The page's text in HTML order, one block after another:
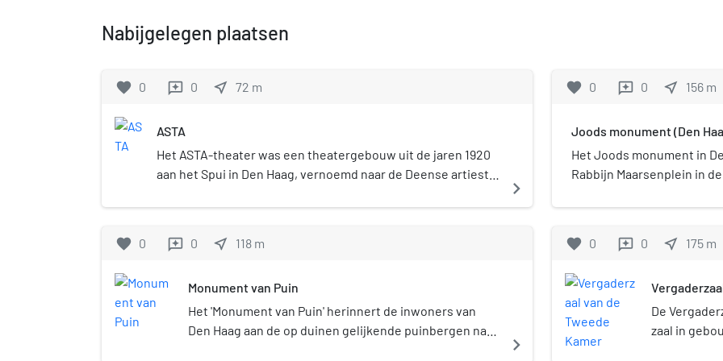
Nabijgelegen plaatsen
favorite 0 reviews 0 near_me 72 m
ASTA
Het ASTA-theater was een theatergebouw uit de jaren 1920
aan het Spui in Den Haag, vernoemd naar de Deense artieste
opgetreden. Het gebouw deed later dienst als bioscoop,
navigate_next
favorite 0 reviews 0 near_me 118 m
Monument van Puin
Het 'Monument van Puin' herinnert de inwoners van
Den Haag aan de op duinen gelijkende puinbergen nabij
navigate_next
favorite 0 reviews 0 near_me 156 m
Joods monument (Den
Het Joods monument in
Rabbijn Maarsenplein in
in de Tweede
monument 'Davidster' van
gedenkteken, ook bekend
voorheen aan de
van de stichting Joods
kunstenares Anat Ratzabi.
door burgemeester
favorite 0 reviews 0 near_me 175 m
De
zaal in